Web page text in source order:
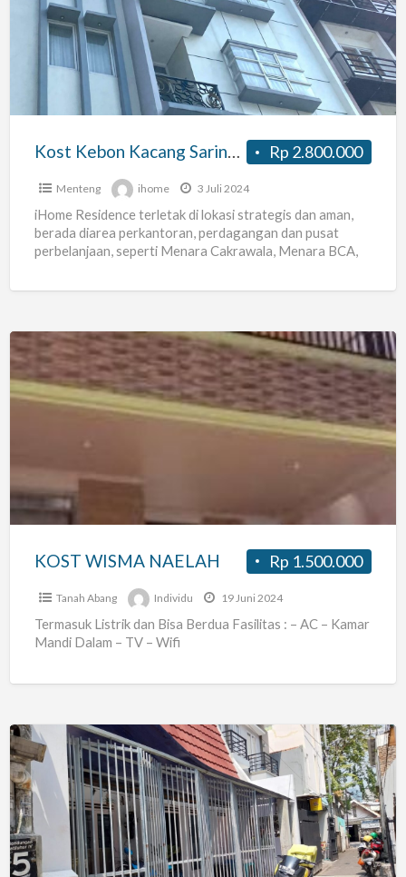
Kacang
Sarinah
Sinar
Plaza
Indonesia
Bank
Indonesia
Rp 2.800.000
Kost Kebon Kacang Sarinah MRT Thamrin Sinar Mas Plaza Indonesia Bank Indonesia
Menteng ihome 3 Juli 2024
iHome Residence terletak di lokasi strategis dan aman,
berada diarea perkantoran, perdagangan dan pusat
perbelanjaan, seperti Menara Cakrawala, Menara BCA,
KOST
WISMA
Rp 1.500.000
KOST WISMA NAELAH
Tanah Abang Individu 19 Juni 2024
Termasuk Listrik dan Bisa Berdua Fasilitas : – AC – Kamar
Mandi Dalam – TV – Wifi
Kost
Murah
Bendungan
Hilir
Belakang